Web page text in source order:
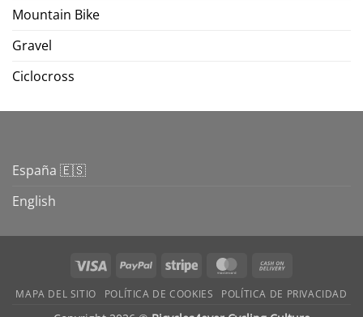
Mountain Bike
Gravel
Ciclocross
España 🇪🇸
English
Visa PayPal Stripe MasterCard
Delivery
MAPA DEL SITIO POLÍTICA DE COOKIES POLÍTICA DE PRIVACIDAD